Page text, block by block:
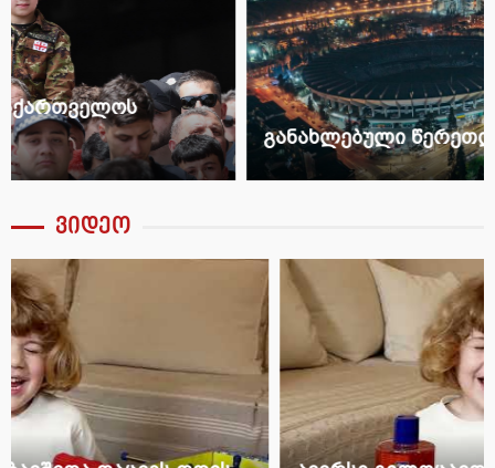
განახლებული წერეთლის გამზირი
ვიდეო